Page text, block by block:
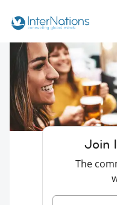
Join
The